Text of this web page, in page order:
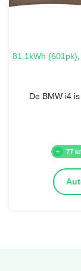
81.1kWh (601pk),
De BMW i4
77